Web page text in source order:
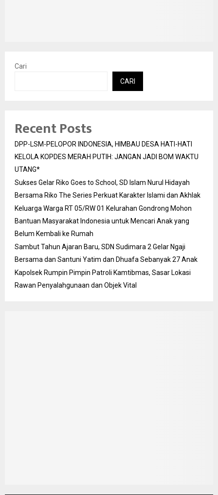
Cari
CARI
Recent Posts
DPP-LSM-PELOPOR INDONESIA, HIMBAU DESA HATI-HATI
KELOLA KOPDES MERAH PUTIH: JANGAN JADI BOM WAKTU
UTANG*
Sukses Gelar Riko Goes to School, SD Islam Nurul Hidayah
Bersama Riko The Series Perkuat Karakter Islami dan Akhlak
Keluarga Warga RT 05/RW 01 Kelurahan Gondrong Mohon
Bantuan Masyarakat Indonesia untuk Mencari Anak yang
Belum Kembali ke Rumah
Sambut Tahun Ajaran Baru, SDN Sudimara 2 Gelar Ngaji
Bersama dan Santuni Yatim dan Dhuafa Sebanyak 27 Anak
Kapolsek Rumpin Pimpin Patroli Kamtibmas, Sasar Lokasi
Rawan Penyalahgunaan dan Objek Vital